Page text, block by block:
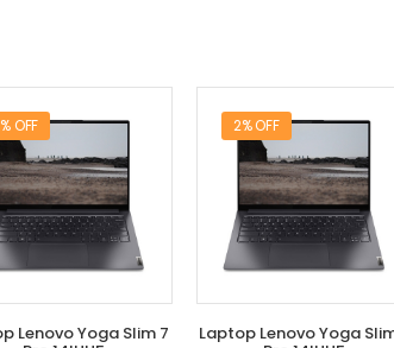
OFF
Lenovo Yoga Slim 7
2% OFF
Laptop Lenovo Yoga